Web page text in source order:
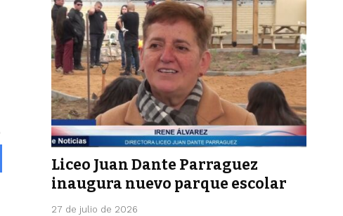
Liceo Juan Dante Parraguez
inaugura nuevo parque escolar
27 de julio de 2026